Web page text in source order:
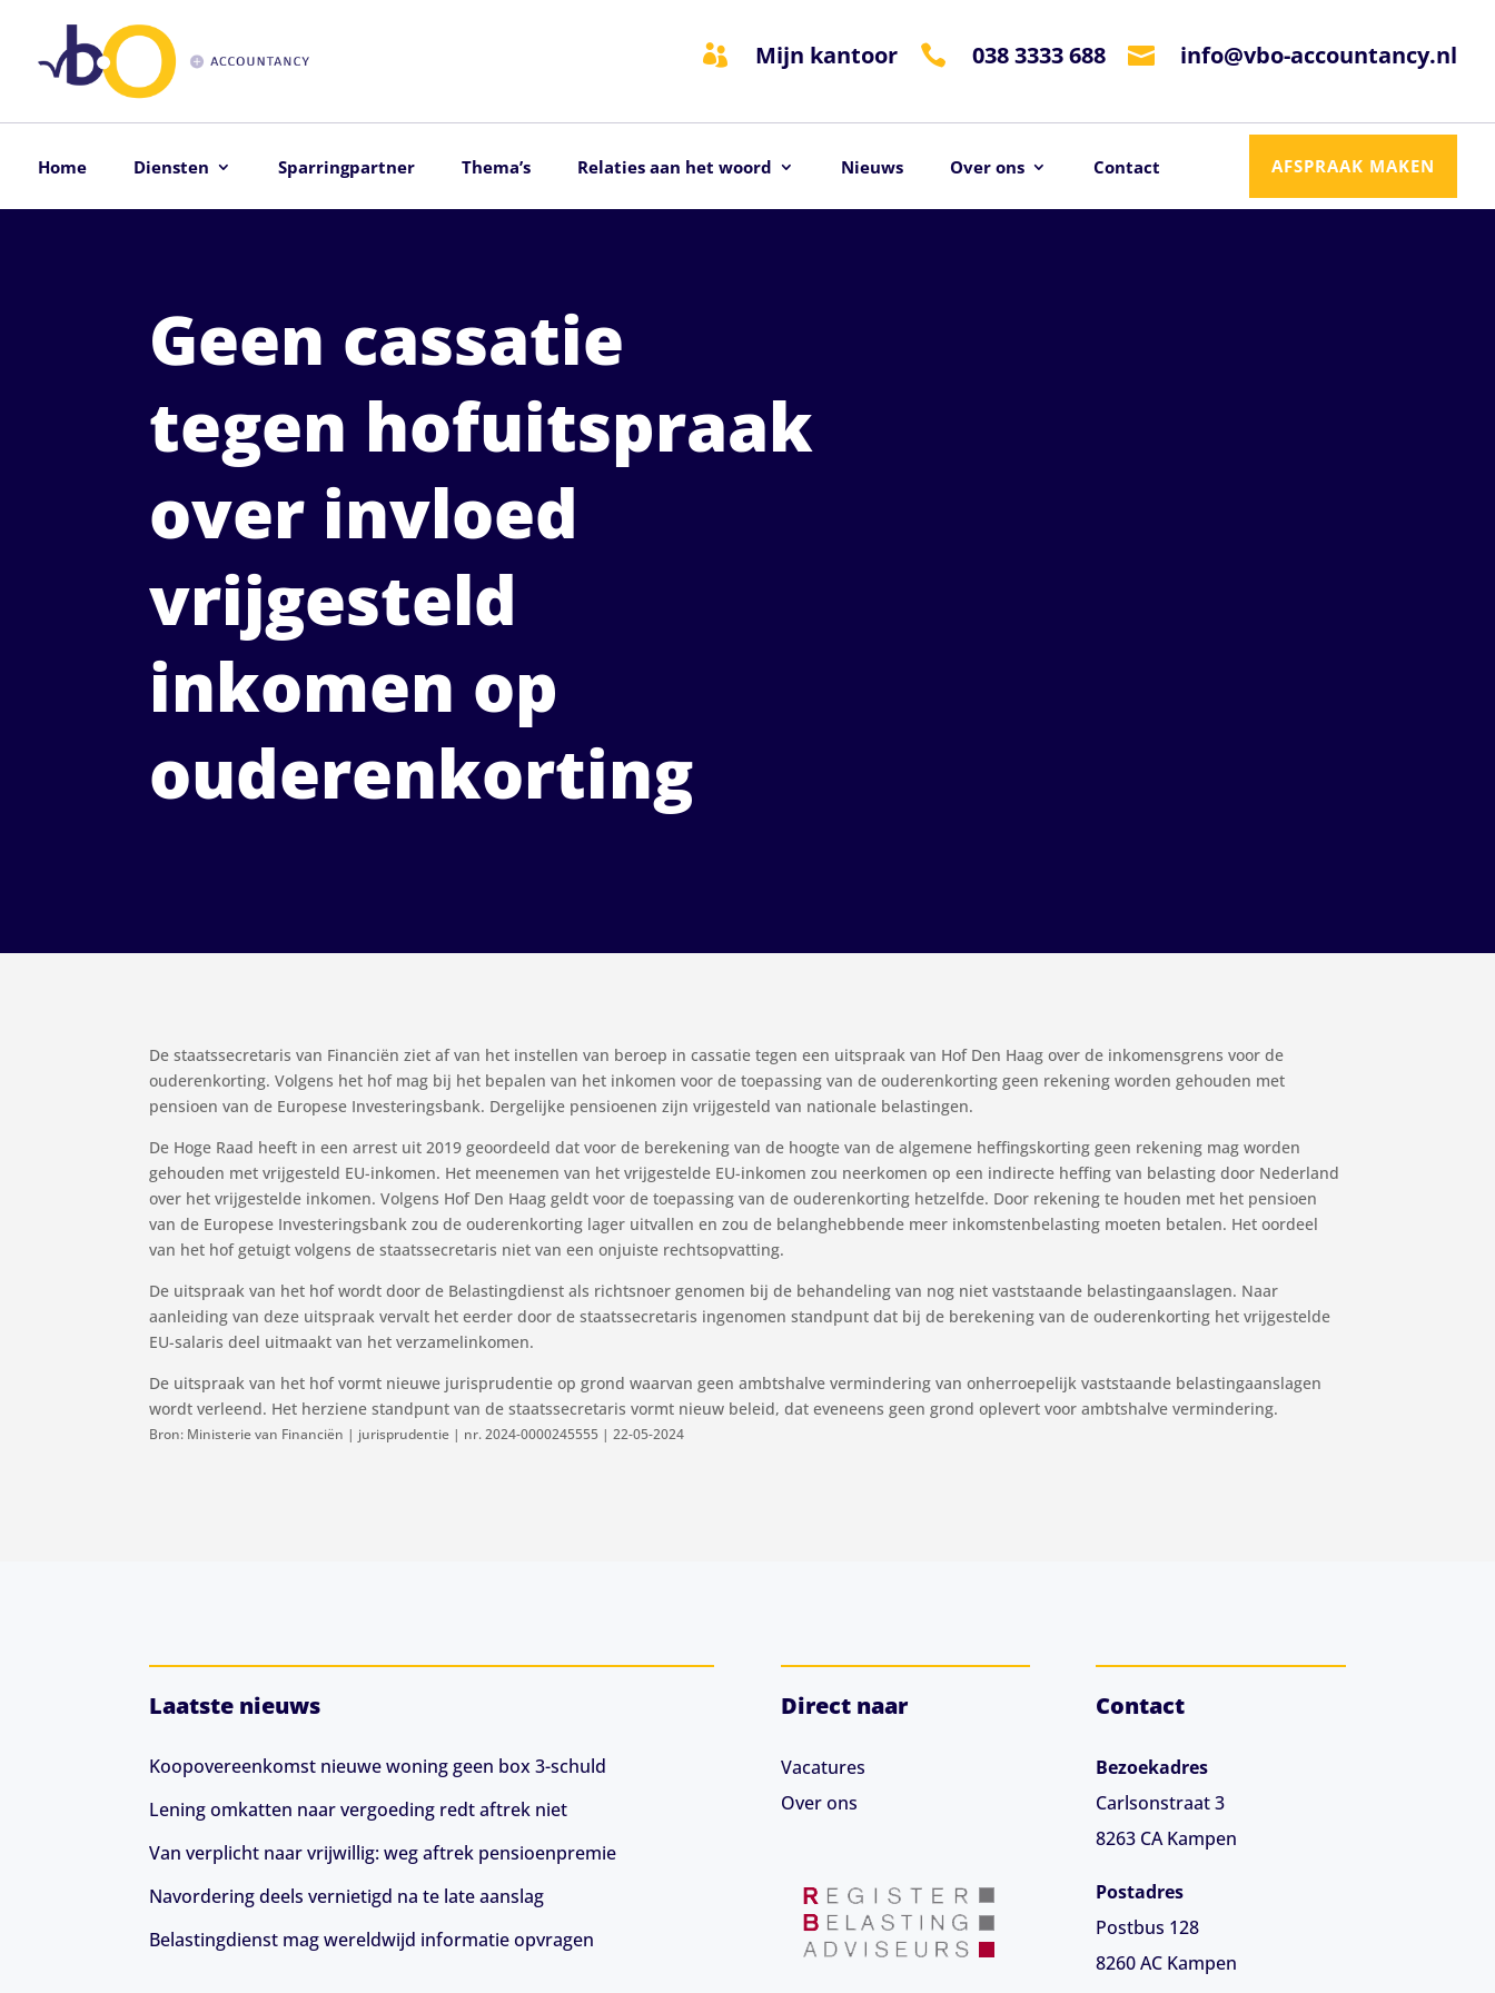
 Mijn kantoor  038 3333 688  info@vbo-accountancy.nl
Home Diensten Sparringpartner Thema’s Relaties aan het woord Nieuws Over ons Contact AFSPRAAK MAKEN
Geen cassatie
tegen hofuitspraak
over invloed
vrijgesteld
inkomen op
ouderenkorting
De staatssecretaris van Financiën ziet af van het instellen van beroep in cassatie tegen een uitspraak van Hof Den Haag over de inkomensgrens voor de
ouderenkorting. Volgens het hof mag bij het bepalen van het inkomen voor de toepassing van de ouderenkorting geen rekening worden gehouden met
pensioen van de Europese Investeringsbank. Dergelijke pensioenen zijn vrijgesteld van nationale belastingen.
De Hoge Raad heeft in een arrest uit 2019 geoordeeld dat voor de berekening van de hoogte van de algemene heffingskorting geen rekening mag worden
gehouden met vrijgesteld EU-inkomen. Het meenemen van het vrijgestelde EU-inkomen zou neerkomen op een indirecte heffing van belasting door Nederland
over het vrijgestelde inkomen. Volgens Hof Den Haag geldt voor de toepassing van de ouderenkorting hetzelfde. Door rekening te houden met het pensioen
van de Europese Investeringsbank zou de ouderenkorting lager uitvallen en zou de belanghebbende meer inkomstenbelasting moeten betalen. Het oordeel
van het hof getuigt volgens de staatssecretaris niet van een onjuiste rechtsopvatting.
De uitspraak van het hof wordt door de Belastingdienst als richtsnoer genomen bij de behandeling van nog niet vaststaande belastingaanslagen. Naar
aanleiding van deze uitspraak vervalt het eerder door de staatssecretaris ingenomen standpunt dat bij de berekening van de ouderenkorting het vrijgestelde
EU-salaris deel uitmaakt van het verzamelinkomen.
De uitspraak van het hof vormt nieuwe jurisprudentie op grond waarvan geen ambtshalve vermindering van onherroepelijk vaststaande belastingaanslagen
wordt verleend. Het herziene standpunt van de staatssecretaris vormt nieuw beleid, dat eveneens geen grond oplevert voor ambtshalve vermindering.
Bron: Ministerie van Financiën | jurisprudentie | nr. 2024-0000245555 | 22-05-2024
Laatste nieuws
Koopovereenkomst nieuwe woning geen box 3-schuld
Lening omkatten naar vergoeding redt aftrek niet
Van verplicht naar vrijwillig: weg aftrek pensioenpremie
Navordering deels vernietigd na te late aanslag
Belastingdienst mag wereldwijd informatie opvragen
Direct naar
Vacatures
Over ons
Contact
Bezoekadres
Carlsonstraat 3
8263 CA Kampen
Postadres
Postbus 128
8260 AC Kampen